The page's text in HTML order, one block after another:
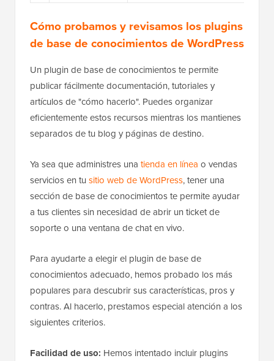
Cómo probamos y revisamos los plugins
de base de conocimientos de WordPress
Un plugin de base de conocimientos te permite
publicar fácilmente documentación, tutoriales y
artículos de "cómo hacerlo". Puedes organizar
eficientemente estos recursos mientras los mantienes
separados de tu blog y páginas de destino.
Ya sea que administres una tienda en línea o vendas
servicios en tu sitio web de WordPress, tener una
sección de base de conocimientos te permite ayudar
a tus clientes sin necesidad de abrir un ticket de
soporte o una ventana de chat en vivo.
Para ayudarte a elegir el plugin de base de
conocimientos adecuado, hemos probado los más
populares para descubrir sus características, pros y
contras. Al hacerlo, prestamos especial atención a los
siguientes criterios.
Facilidad de uso: Hemos intentado incluir plugins